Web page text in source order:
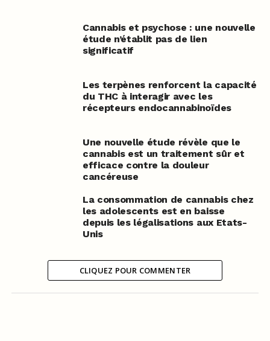
Cannabis et psychose : une nouvelle
étude n’établit pas de lien
significatif
Les terpènes renforcent la capacité
du THC à interagir avec les
récepteurs endocannabinoïdes
Une nouvelle étude révèle que le
cannabis est un traitement sûr et
efficace contre la douleur
cancéreuse
La consommation de cannabis chez
les adolescents est en baisse
depuis les légalisations aux Etats-
Unis
CLIQUEZ POUR COMMENTER